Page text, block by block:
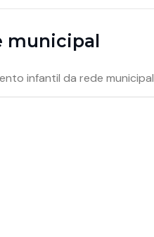
municipal
infantil da rede municipal